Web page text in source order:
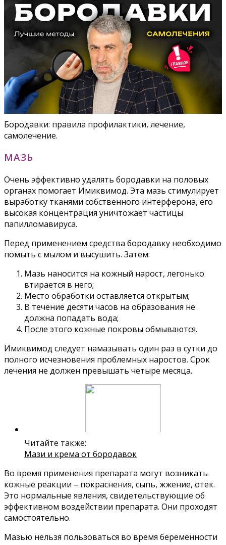
Бородавки: правила профилактики, лечение,
самолечение.
МАЗЬ
Очень эффективно удалять бородавки на половых
органах помогает Имиквимод. Эта мазь стимулирует
выработку тканями собственного интерферона, его
высокая концентрация уничтожает частицы
папилломавируса.
Перед применением средства бородавку необходимо
помыть с мылом и высушить. Затем:
Мазь наносится на кожный нарост, легонько
втирается в него;
Место обработки оставляется открытым;
В течение десяти часов на образования не
должна попадать вода;
После этого кожные покровы обмываются.
Имиквимод следует намазывать один раз в сутки до
полного исчезновения проблемных наростов. Срок
лечения не должен превышать четыре месяца.
Читайте также:
Мази и крема от бородавок
Во время применения препарата могут возникать
кожные реакции – покраснения, сыпь, жжение, отек.
Это нормальные явления, свидетельствующие об
эффективном воздействии препарата. Они проходят
самостоятельно.
Мазью нельзя пользоваться во время беременности